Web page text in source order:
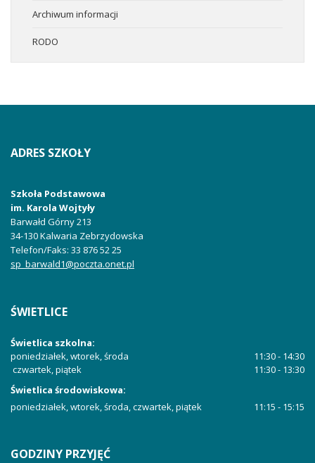
Archiwum informacji
RODO
ADRES SZKOŁY
Szkoła Podstawowa
im. Karola Wojtyły
Barwałd Górny 213
34-130Kalwaria Zebrzydowska
Telefon/Faks: 33 876 52 25
sp_barwald1@poczta.onet.pl
ŚWIETLICE
Świetlica szkolna:
poniedziałek, wtorek, środa
11:30 - 14:30
czwartek, piątek
11:30 - 13:30
Świetlica środowiskowa:
poniedziałek, wtorek, środa, czwartek, piątek
11:15 - 15:15
GODZINY PRZYJĘĆ